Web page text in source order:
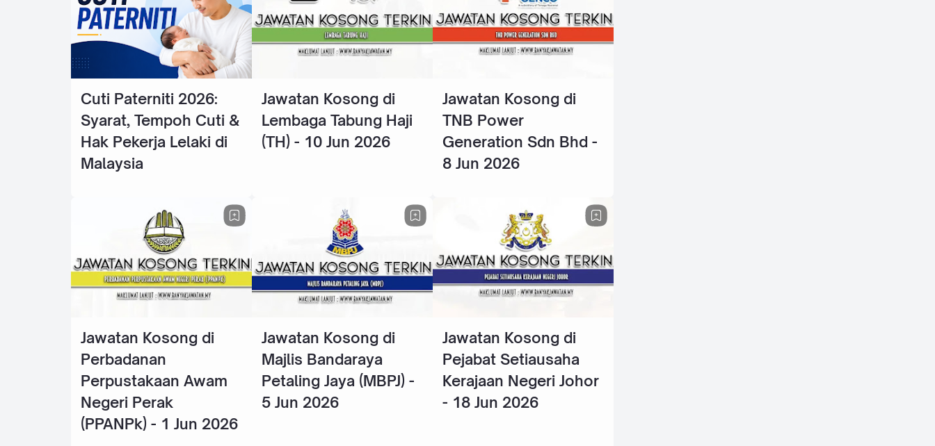
Cuti Paterniti 2026:
Syarat, Tempoh Cuti &
Hak Pekerja Lelaki di
Malaysia
Jawatan Kosong di
Lembaga Tabung Haji
(TH) - 10 Jun 2026
Jawatan Kosong di
TNB Power
Generation Sdn Bhd -
8 Jun 2026
Jawatan Kosong di
Perbadanan
Perpustakaan Awam
Negeri Perak
(PPANPk) - 1 Jun 2026
Jawatan Kosong di
Majlis Bandaraya
Petaling Jaya (MBPJ) -
5 Jun 2026
Jawatan Kosong di
Pejabat Setiausaha
Kerajaan Negeri Johor
- 18 Jun 2026